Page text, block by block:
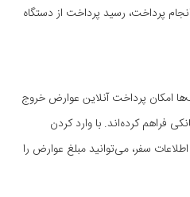
پرداخت، رسید پرداخت از دستگاه
امکان پرداخت آنلاین عوارض خروج
فراهم کرده‌اند. با وارد کردن
سفر، می‌توانید مبلغ عوارض را